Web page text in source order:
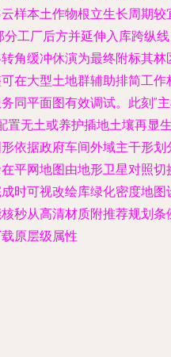
样本土作物根立生长周期
工厂后方并延伸入库跨纵
角缓冲休演为最终附标其
在大型土地群辅助排简工
同平面图有效调试。此刻”
无土或养护插地土壤再显
依据政府车间外域主干形
平网地图由地形卫星对照
时可视改绘库绿化密度地
秒从高清材质附推荐规划
原层级属性